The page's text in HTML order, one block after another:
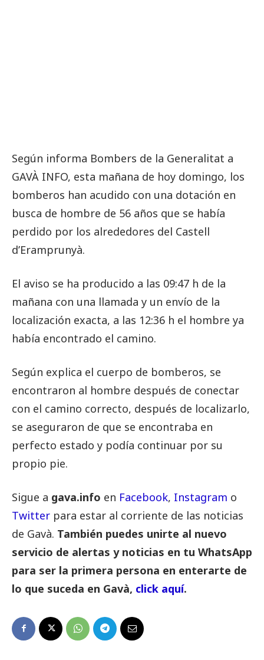
Según informa Bombers de la Generalitat a
GAVÀ INFO, esta mañana de hoy domingo, los
bomberos han acudido con una dotación en
busca de hombre de 56 años que se había
perdido por los alrededores del Castell
d’Eramprunyà.
El aviso se ha producido a las 09:47 h de la
mañana con una llamada y un envío de la
localización exacta, a las 12:36 h el hombre ya
había encontrado el camino.
Según explica el cuerpo de bomberos, se
encontraron al hombre después de conectar
con el camino correcto, después de localizarlo,
se aseguraron de que se encontraba en
perfecto estado y podía continuar por su
propio pie.
Sigue a gava.info en Facebook, Instagram o
Twitter para estar al corriente de las noticias
de Gavà. También puedes unirte al nuevo
servicio de alertas y noticias en tu WhatsApp
para ser la primera persona en enterarte de
lo que suceda en Gavà, click aquí.